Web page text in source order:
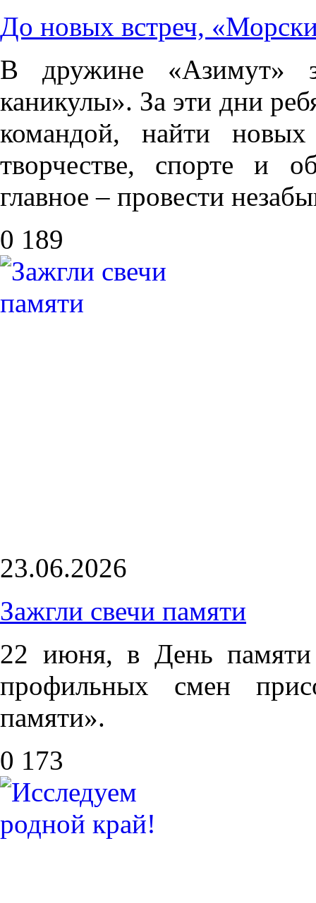
До новых встреч,
В дружине «Азимут»
каникулы». За эти дни
командой, найти
творчестве, спорте и
главное – провести
0 189
23.06.2026
Зажгли свечи памяти
22 июня, в День памяти
профильных смен
памяти».
0 173